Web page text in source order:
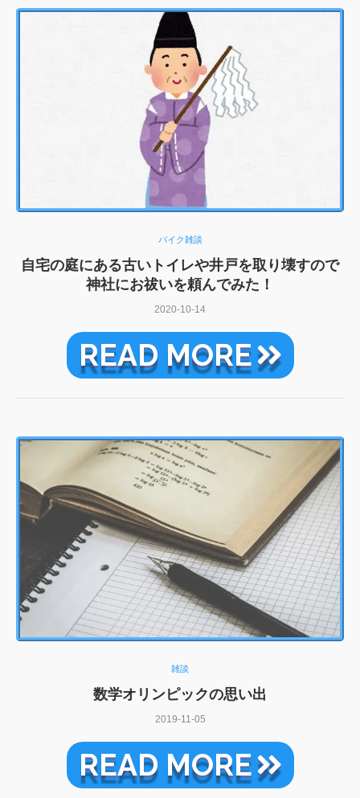
バイク雑談
自宅の庭にある古いトイレや井戸を取り壊すので
神社にお祓いを頼んでみた！
2020-10-14
READ MORE
雑談
数学オリンピックの思い出
2019-11-05
READ MORE